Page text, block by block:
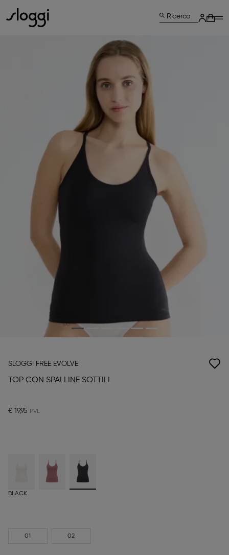
Ricerca
SLOGGI FREE EVOLVE
TOP CON SPALLINE SOTTILI
€ 19,95
BLACK
01 02